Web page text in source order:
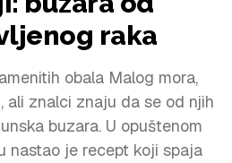
raka
obala Malog mora,
ali znalci znaju da se od njih
buzara. U opuštenom
nastao je recept koji spaja